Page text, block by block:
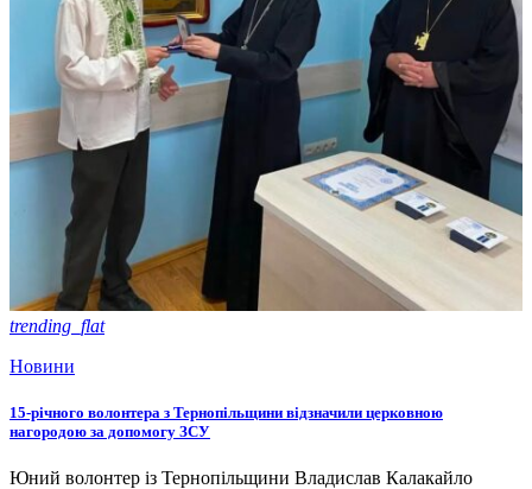
trending_flat
Новини
15-річного волонтера з Тернопільщини відзначили церковною
нагородою за допомогу ЗСУ
Юний волонтер із Тернопільщини Владислав Калакайло